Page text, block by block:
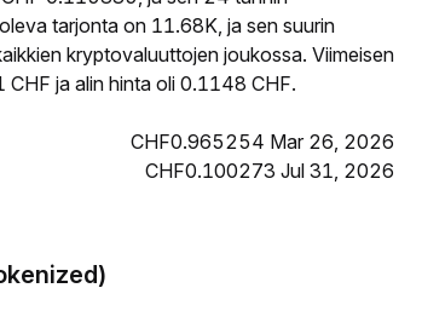
tarjonta on 11.68K, ja sen suurin
kryptovaluuttojen joukossa. Viimeisen
ja alin hinta oli 0.1148 CHF.
CHF0.965254 Mar 26, 2026
CHF0.100273 Jul 31, 2026